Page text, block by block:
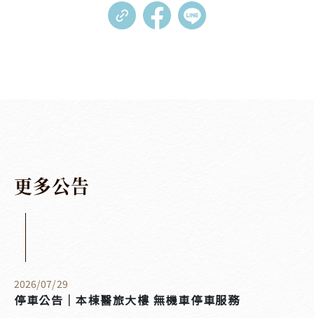
更多公告
2026/07/29
停車公告｜本棟醫旅大樓 無機車停車服務